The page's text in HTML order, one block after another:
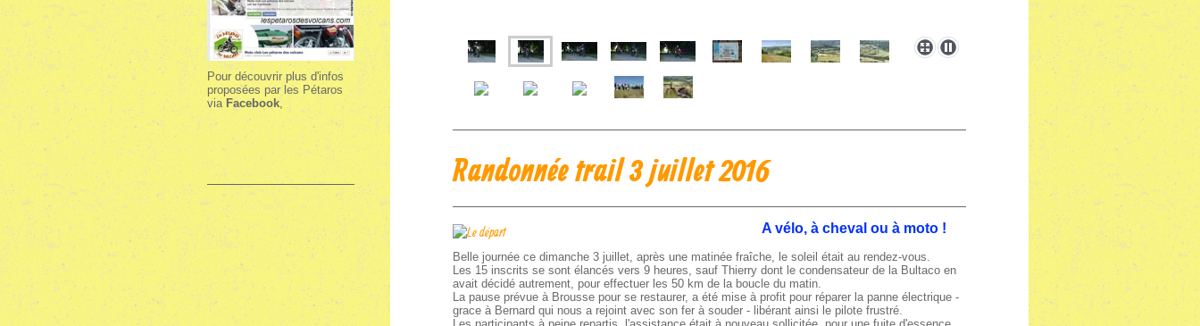
Pour découvrir plus d'infos
proposées par les Pétaros
via Facebook,
Randonnée trail 3 juillet 2016
A vélo, à cheval ou à moto !
Belle journée ce dimanche 3 juillet, après une matinée fraîche, le soleil était au rendez-vous.
Les 15 inscrits se sont élancés vers 9 heures, sauf Thierry dont le condensateur de la Bultaco en
avait décidé autrement, pour effectuer les 50 km de la boucle du matin.
La pause prévue à Brousse pour se restaurer, a été mise à profit pour réparer la panne électrique -
grace à Bernard qui nous a rejoint avec son fer à souder - libérant ainsi le pilote frustré.